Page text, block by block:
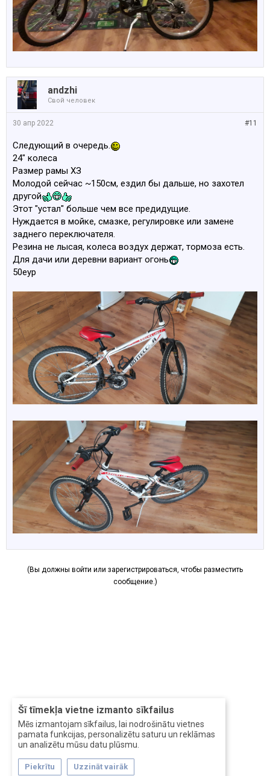
Šī tīmekļa vietne izmanto sīkfailus
Mēs izmantojam sīkfailus, lai nodrošinātu vietnes
pamata funkcijas, personalizētu saturu un reklāmas
un analizētu mūsu datu plūsmu.
Piekrītu Uzzināt vairāk
аndzhi
Свой человек
#11
30 апр 2022
Следующий в очередь.
24" колеса
Размер рамы ХЗ
Молодой сейчас ~150см, ездил бы дальше, но захотел
другой
Этот "устал" больше чем все предидущие.
Нуждается в мойке, смазке, регулировке или замене
заднего переключателя.
Резина не лысая, колеса воздух держат, тормоза есть.
Для дачи или деревни вариант огонь
50еур
(Вы должны войти или зарегистрироваться, чтобы разместить
сообщение.)